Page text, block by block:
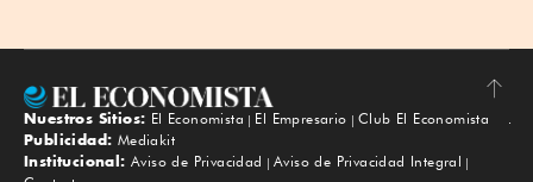
Subir
Nuestros Sitios: El Economista El Empresario
Club El Economista
Publicidad: Mediakit
Institucional: Aviso de Privacidad
Aviso de Privacidad Integral